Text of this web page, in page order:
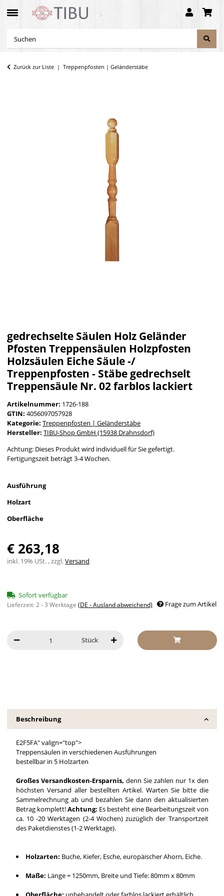
Zurück zur Liste Treppenpfosten | Geländerstäbe
gedrechselte Säulen Holz Geländer
Pfosten Treppensäulen Holzpfosten
Holzsäulen Eiche Säule -/
Treppenpfosten - Stäbe gedrechselt
Treppensäule Nr. 02 farblos lackiert
Artikelnummer: 1726-188
GTIN: 4056097057928
Kategorie: Treppenpfosten | Geländerstäbe
Hersteller: TIBU-Shop GmbH (15938 Drahnsdorf)
Achtung: Dieses Produkt wird individuell für Sie gefertigt.
Fertigungszeit beträgt 3-4 Wochen.
Ausführung
Holzart
Oberfläche
€ 263,18
inkl. 19% USt. , zzgl.Versand
Sofort verfügbar
Lieferzeit:2 - 3 Werktage (DE - Ausland abweichend) Frage zum Artikel
Stück
Beschreibung
E2F5FA" valign="top">
Treppensäulen in verschiedenen Ausführungen
bestellbar in 5 Holzarten
Großes Versandkosten-Ersparnis, denn Sie zahlen nur 1x den
höchsten Versand aller bestellten Artikel. Warten Sie bitte die
Sammelrechnung ab und bezahlen Sie dann den aktualisierten
Betrag komplett!Achtung: Es besteht eine Bearbeitungszeit von
ca. 10 -20 Werktagen (2-4 Wochen) zuzüglich der Transportzeit
des Paketdienstes (1-2 Werktage).
Holzarten: Buche, Kiefer, Esche, europäischer Ahorn, Eiche.
Maße: Länge = 1250mm, Breite und Tiefe: 80mm x 80mm